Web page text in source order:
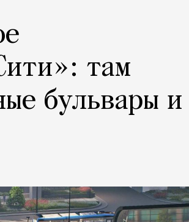
там
бульвары и